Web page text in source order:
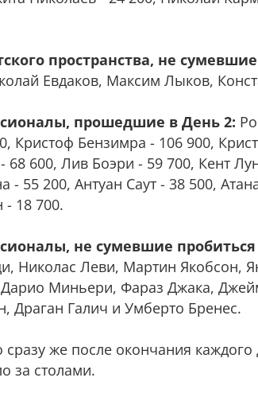
пространства, не
Евдаков, Максим Лыков,
прошедшие в День 2:
Кристоф Бензимра - 106 900,
68 600, Лив Боэри - 59 700, Кент
- 55 200, Антуан Саут - 38 500,
- 18 700.
не сумевшие
Николас Леви, Мартин Якобсон,
Дарио Миньери, Фараз Джака,
Драган Галич и Умберто Бренес.
сразу же после окончания
за столами.